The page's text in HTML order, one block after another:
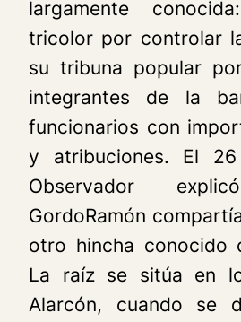
largamente
tricolor por controlar
su tribuna popular
integrantes de la
funcionarios con
y atribuciones. El
Observador
GordoRamón
otro hincha conocido
La raíz se sitúa en
Alarcón, cuando se